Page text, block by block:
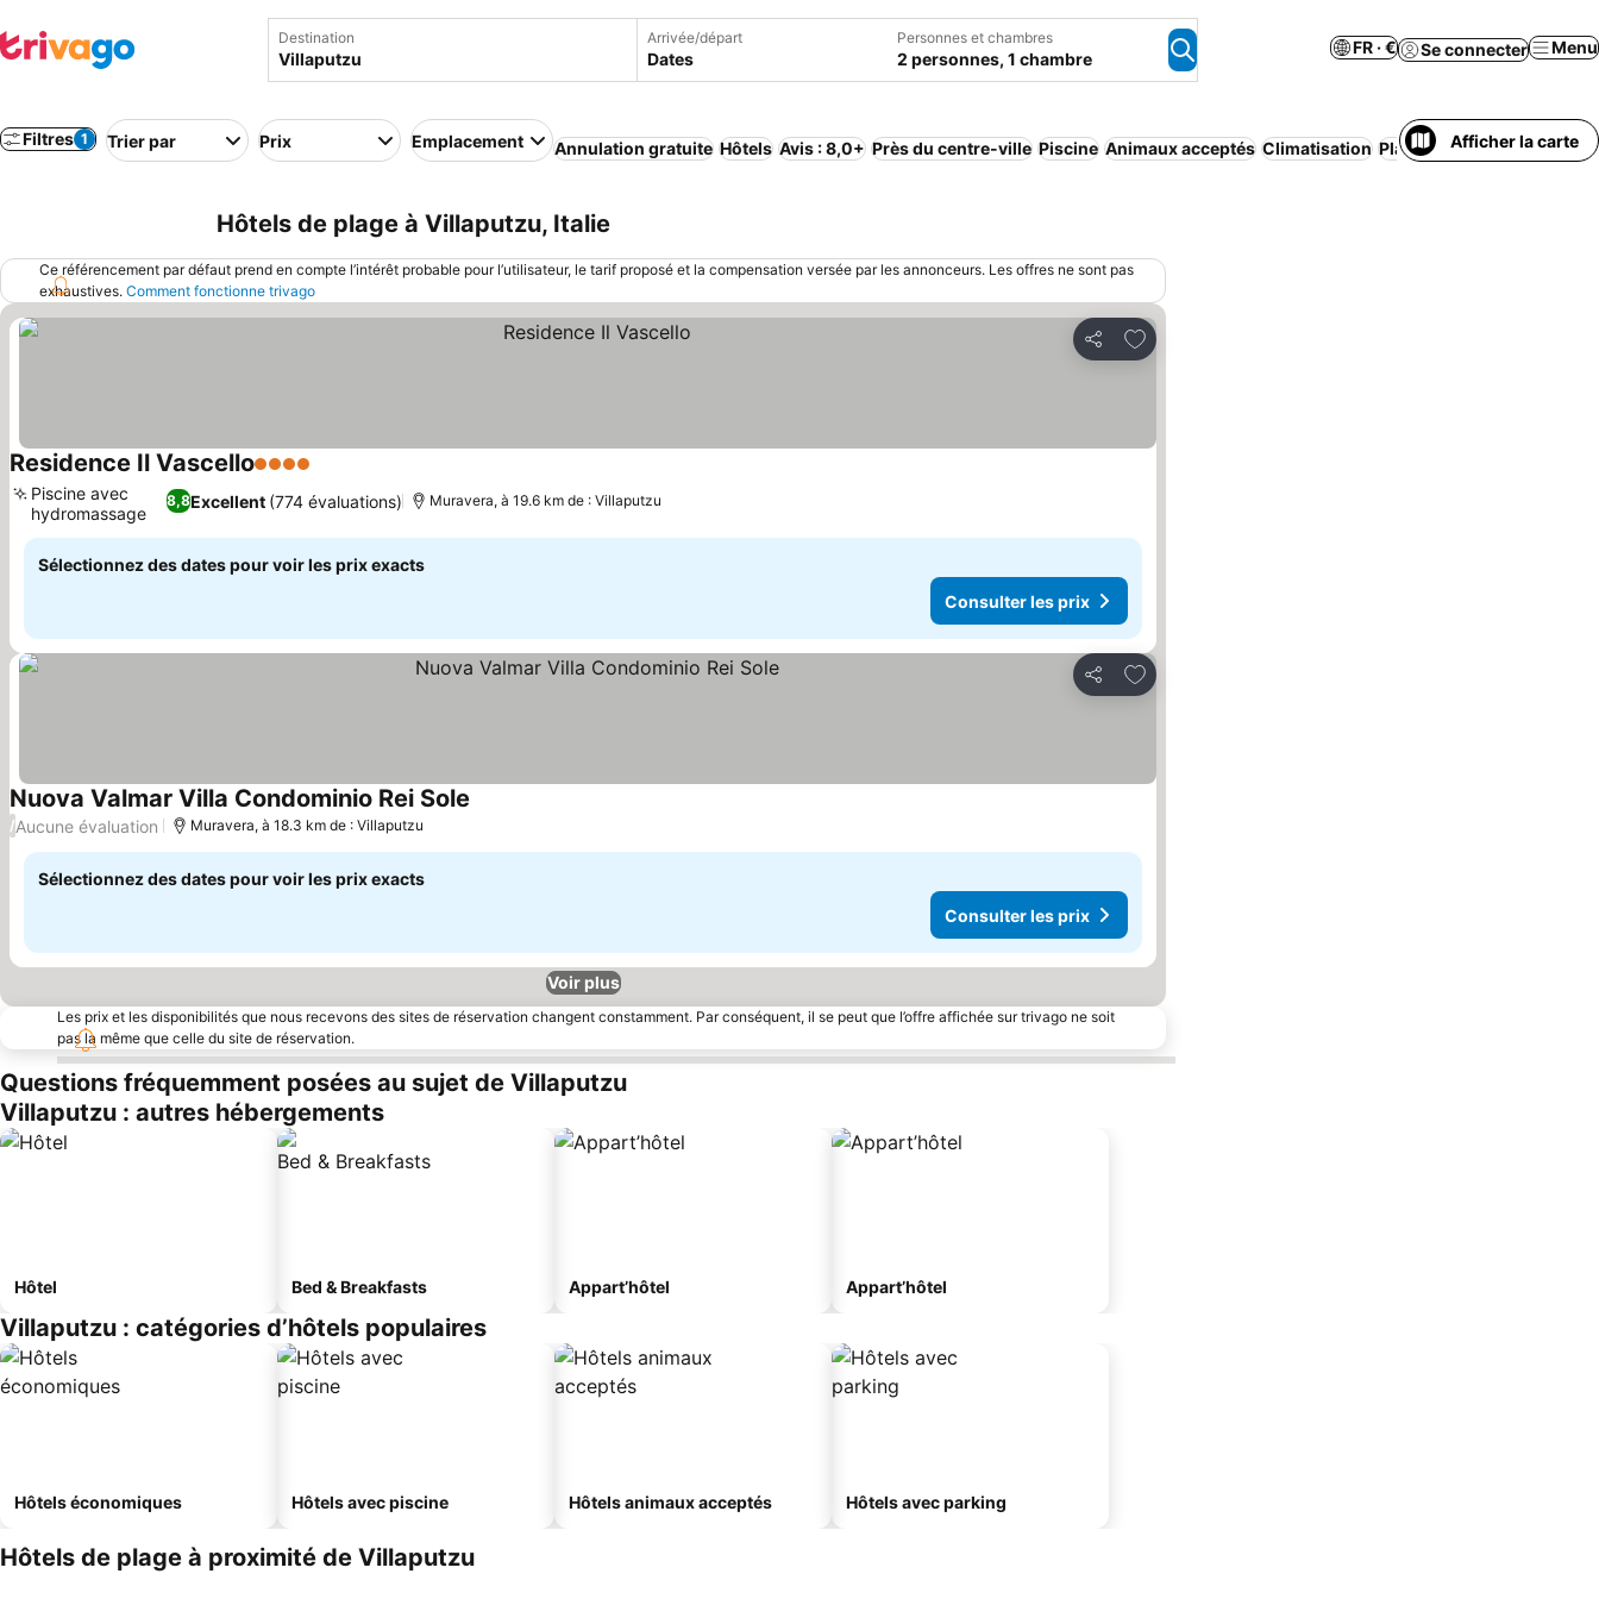
Destination Arrivée/départ
Dates
Personnes et chambres
2 personnes, 1 chambre
FR · € Se connecter Menu
Filtres 1 Trier par Prix Emplacement Annulation gratuite Hôtels Avis : 8,0+ Près du centre-ville Piscine Animaux acceptés Climatisation Plage Cuisine Petit
Afficher la carte
Hôtels de plage à Villaputzu, Italie
Ce référencement par défaut prend en compte l’intérêt probable pour l’utilisateur, le tarif proposé et la compensation versée par les annonceurs. Les offres ne sont pas
exhaustives. Comment fonctionne trivago
Partager
Ajouter à mes favoris
Residence Il Vascello4 Étoiles
8,8Excellent (774 évaluations)
Piscine avec
hydromassage
Muravera, à 19.6 km de : Villaputzu
Sélectionnez des dates pour voir les prix exacts
Consulter les prix
Partager
Ajouter à mes favoris
Nuova Valmar Villa Condominio Rei Sole
/Aucune évaluation Muravera, à 18.3 km de : Villaputzu
Sélectionnez des dates pour voir les prix exacts
Consulter les prix
Voir plus
Les prix et les disponibilités que nous recevons des sites de réservation changent constamment. Par conséquent, il se peut que l’offre affichée sur trivago ne soit
pas la même que celle du site de réservation.
Questions fréquemment posées au sujet de Villaputzu
Villaputzu : autres hébergements
Hôtel Bed & Breakfasts Appart’hôtel Appart’hôtel
Villaputzu : catégories d’hôtels populaires
Hôtels économiques Hôtels avec piscine Hôtels animaux acceptés Hôtels avec parking
Hôtels de plage à proximité de Villaputzu